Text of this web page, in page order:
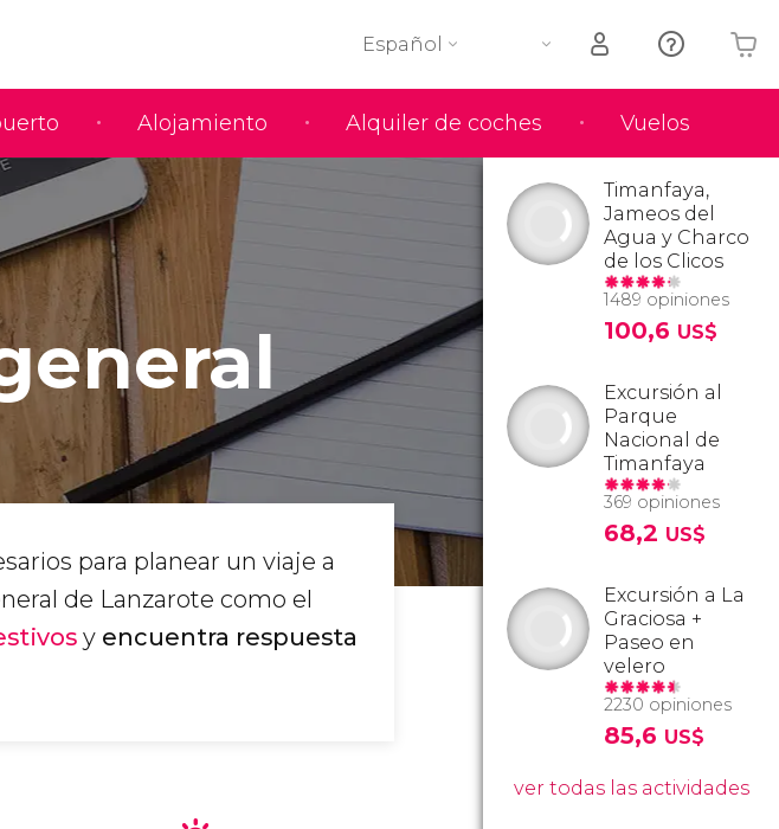
Alojamiento Alquiler de coches Vuelos
Español
Tu carrito está vacío
para planear un viaje a
de Lanzarote como el
y encuentra respuesta
Timanfaya,
Jameos del
Agua y Charco
de los Clicos
1489 opiniones
100,6 US$
Excursión al
Parque
Nacional de
Timanfaya
369 opiniones
68,2 US$
Excursión a La
Graciosa +
Paseo en
velero
2230 opiniones
85,6 US$
ver todas las actividades